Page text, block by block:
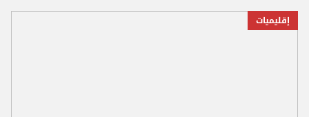
إقليميات